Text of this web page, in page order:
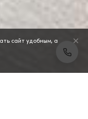
сайт удобным, а